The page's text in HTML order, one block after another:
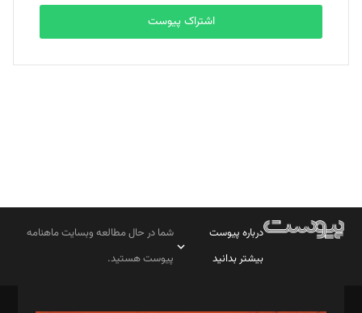
بابک نقاش
تحریریه
اشتراک پیوست
درباره پیوست
بیشتر بدانید
شما در حال مطالعه وبسایت ماهنامه
پیوست هستید.